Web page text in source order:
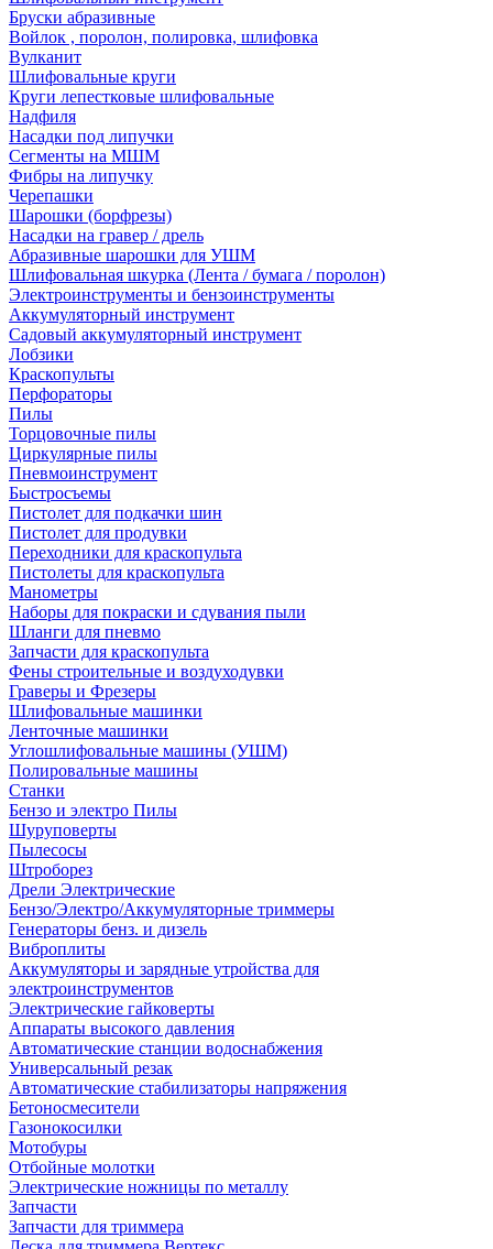
Бруски абразивные
Войлок , поролон, полировка, шлифовка
Вулканит
Шлифовальные круги
Круги лепестковые шлифовальные
Надфиля
Насадки под липучки
Сегменты на МШМ
Фибры на липучку
Черепашки
Шарошки (борфрезы)
Насадки на гравер / дрель
Абразивные шарошки для УШМ
Шлифовальная шкурка (Лента / бумага / поролон)
Электроинструменты и бензоинструменты
Аккумуляторный инструмент
Садовый аккумуляторный инструмент
Лобзики
Краскопульты
Перфораторы
Пилы
Торцовочные пилы
Циркулярные пилы
Пневмоинструмент
Быстросъемы
Пистолет для подкачки шин
Пистолет для продувки
Переходники для краскопульта
Пистолеты для краскопульта
Манометры
Наборы для покраски и сдувания пыли
Шланги для пневмо
Запчасти для краскопульта
Фены строительные и воздуходувки
Граверы и Фрезеры
Шлифовальные машинки
Ленточные машинки
Углошлифовальные машины (УШМ)
Полировальные машины
Станки
Бензо и электро Пилы
Шуруповерты
Пылесосы
Штроборез
Дрели Электрические
Бензо/Электро/Аккумуляторные триммеры
Генераторы бенз. и дизель
Виброплиты
Аккумуляторы и зарядные утройства для
электроинструментов
Электрические гайковерты
Аппараты высокого давления
Автоматические станции водоснабжения
Универсальный резак
Автоматические стабилизаторы напряжения
Бетоносмесители
Газонокосилки
Мотобуры
Отбойные молотки
Электрические ножницы по металлу
Запчасти
Запчасти для триммера